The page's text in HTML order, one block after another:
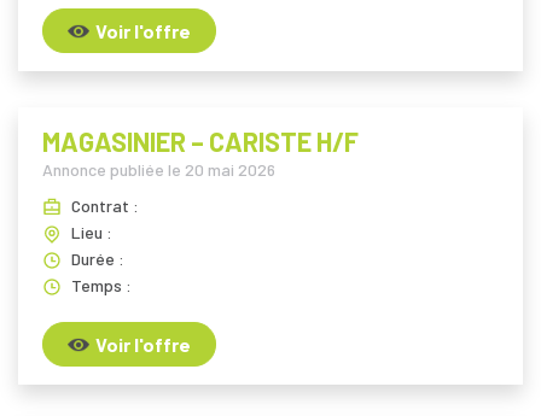
Voir l'offre
MAGASINIER – CARISTE H/F
Annonce publiée le 20 mai 2026
Contrat :
Lieu :
Durée :
Temps :
Voir l'offre